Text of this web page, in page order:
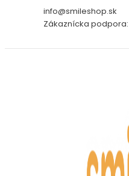
info@smileshop.sk
Zákaznícka podpora: